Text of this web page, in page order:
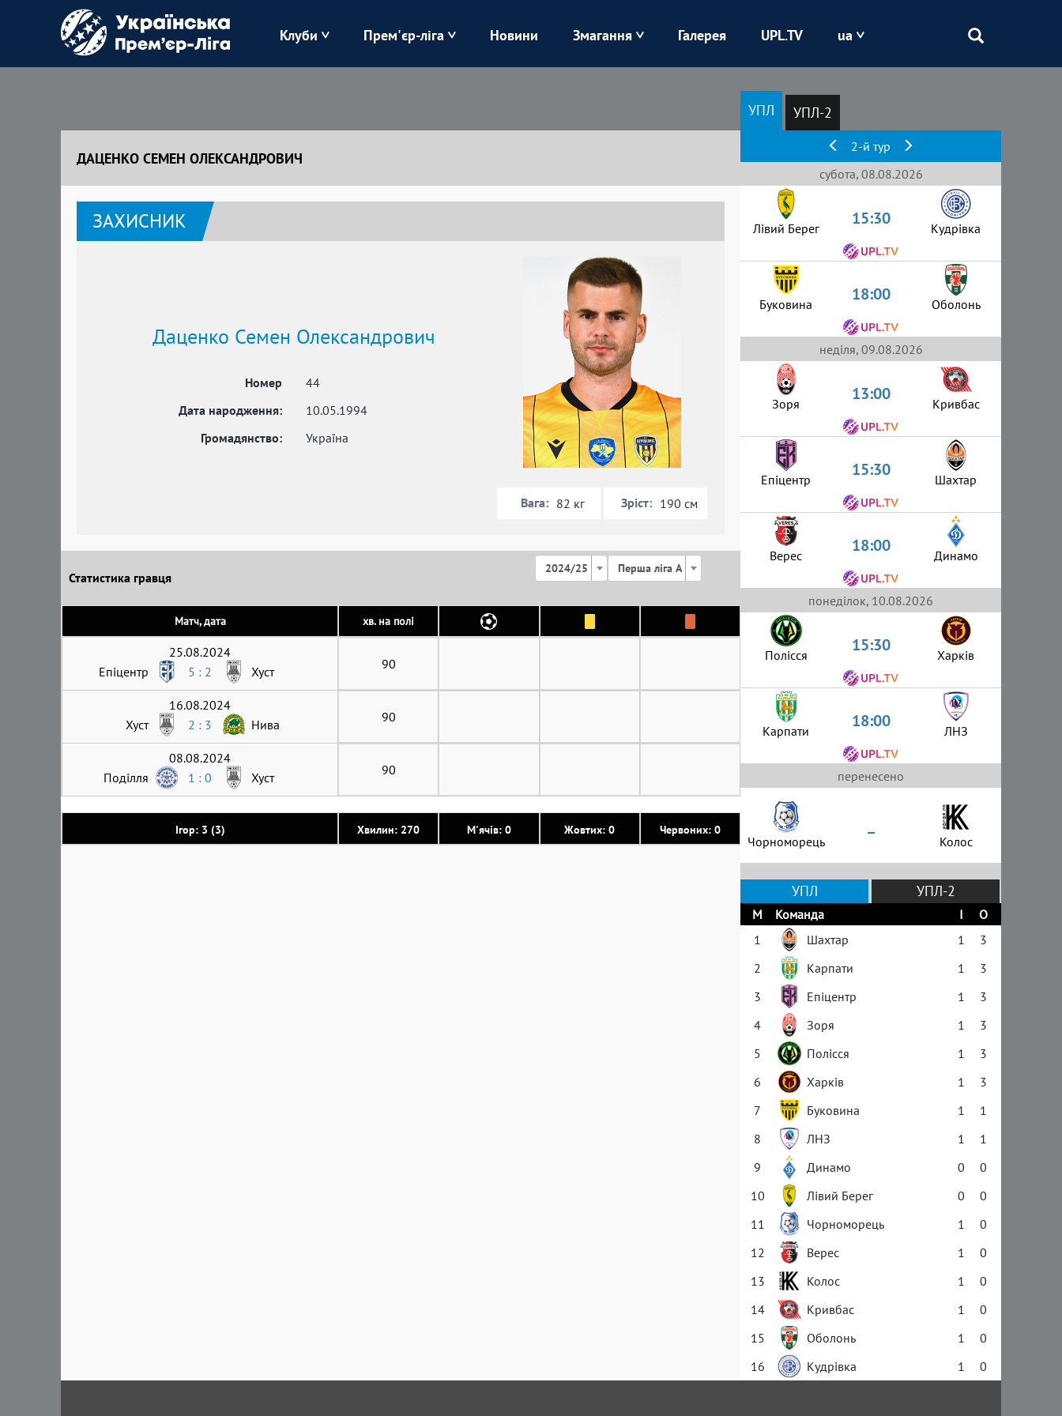
Клуби
Зоря Карпати Колос Кривбас
Оболонь
Полісся
Прем'єр-ліга Новини Змагання Галерея UPL.TV ua
ДАЦЕНКО СЕМЕН ОЛЕКСАНДРОВИЧ
ЗАХИСНИК
Даценко Семен Олександрович
Номер
44
Дата народження:
10.05.1994
Громадянство:
Україна
Вага: 82 кг Зріст: 190 см
Статистика гравця
2024/25 Перша ліга А
Матч, дата хв. на полі
Ігор: 3 (3) Хвилин: 270 М'ячів: 0 Жовтих: 0 Червоних: 0
25.08.2024
Епіцентр
5 : 2 Хуст 90
16.08.2024
Хуст
2 : 3 Нива 90
08.08.2024
Поділля
1 : 0 Хуст 90
УПЛ УПЛ-2
2-й тур
субота, 08.08.2026
Лівий Берег 15:30 Кудрівка
Буковина 18:00 Оболонь
неділя, 09.08.2026
Зоря 13:00 Кривбас
Епіцентр 15:30 Шахтар
Верес 18:00 Динамо
понеділок, 10.08.2026
Полісся 15:30 Харків
Карпати 18:00 ЛНЗ
перенесено
Чорноморець – Колос
УПЛ УПЛ-2
М Команда І
О
1
Шахтар 1
3
2
Карпати 1
3
3
Епіцентр 1
3
4
Зоря 1
3
5
Полісся 1
3
6
Харків 1
3
7
Буковина 1
1
8
ЛНЗ 1
1
9
Динамо 0
0
10
Лівий Берег 0
0
11
Чорноморець 1
0
12
Верес 1
0
13
Колос 1
0
14
Кривбас 1
0
15
Оболонь 1
0
16
Кудрівка 1 0